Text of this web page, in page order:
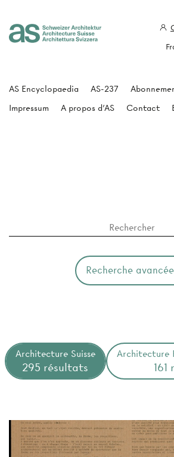
Recherche
Architecture Suisse
295 résultats
Architecture
AS Encyclopaedia AS-237
Impressum
A propos d'AS Contact